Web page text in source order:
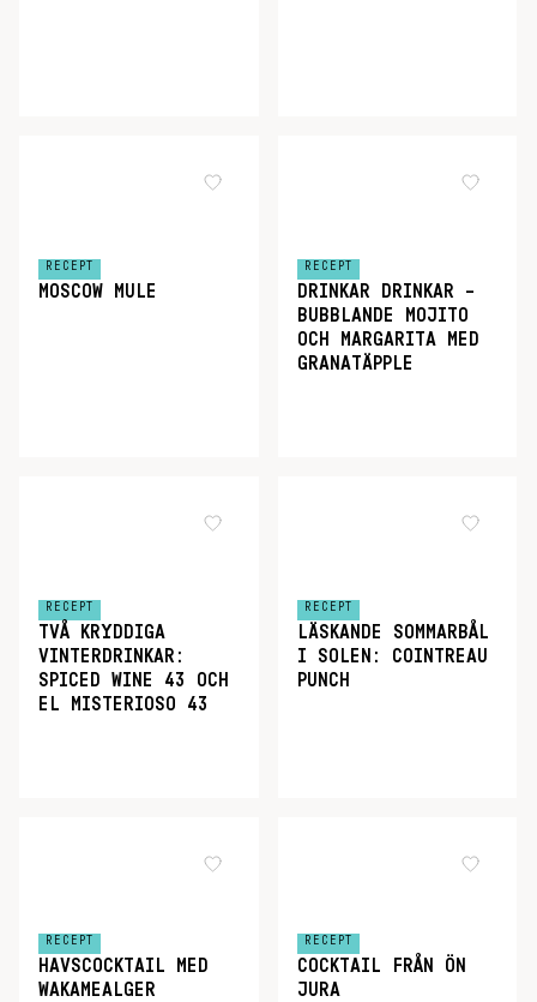
RECEPT
MOSCOW MULE
RECEPT
DRINKAR DRINKAR –
BUBBLANDE MOJITO
OCH MARGARITA MED
GRANATÄPPLE
RECEPT
TVÅ KRYDDIGA
VINTERDRINKAR:
SPICED WINE 43 OCH
EL MISTERIOSO 43
RECEPT
LÄSKANDE SOMMARBÅL
I SOLEN: COINTREAU
PUNCH
RECEPT
HAVSCOCKTAIL MED
WAKAMEALGER
RECEPT
COCKTAIL FRÅN ÖN
JURA